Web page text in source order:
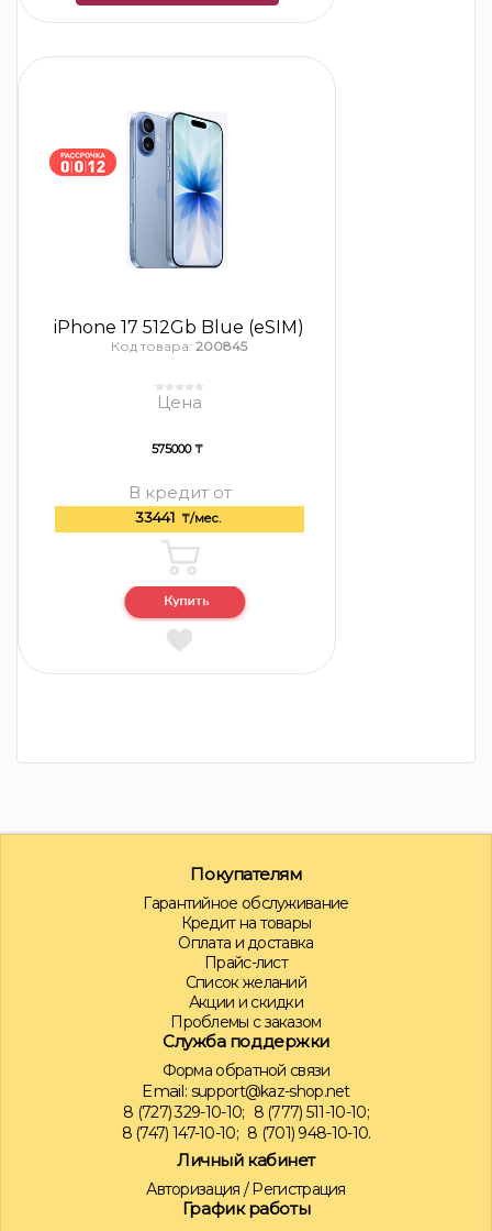
iPhone 17 512Gb Blue (eSIM)
Код товара: 200845
Цена
575000 ₸
В кредит от
33441 ₸/мес.
Покупателям
Гарантийное обслуживание
Кредит на товары
Оплата и доставка
Прайс-лист
Список желаний
Акции и скидки
Проблемы с заказом
Служба поддержки
Форма обратной связи
Email: support@kaz-shop.net
8 (727) 329-10-10; 8 (777) 511-10-10;
8 (747) 147-10-10; 8 (701) 948-10-10.
Личный кабинет
Авторизация /Регистрация
График работы